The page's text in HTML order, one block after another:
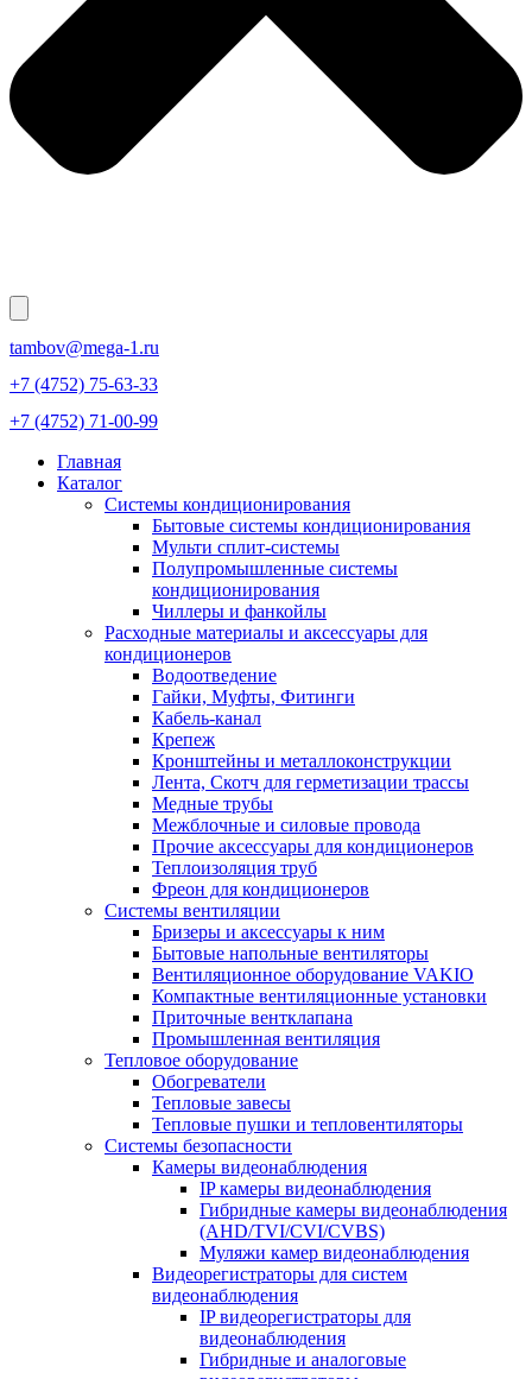
tambov@mega-1.ru
+7 (4752) 75-63-33
+7 (4752) 71-00-99
Главная
Каталог
Системы кондиционирования
Бытовые системы кондиционирования
Мульти сплит-системы
Полупромышленные системы
кондиционирования
Чиллеры и фанкойлы
Расходные материалы и аксессуары для
кондиционеров
Водоотведение
Гайки, Муфты, Фитинги
Кабель-канал
Крепеж
Кронштейны и металлоконструкции
Лента, Скотч для герметизации трассы
Медные трубы
Межблочные и силовые провода
Прочие аксессуары для кондиционеров
Теплоизоляция труб
Фреон для кондиционеров
Системы вентиляции
Бризеры и аксессуары к ним
Бытовые напольные вентиляторы
Вентиляционное оборудование VAKIO
Компактные вентиляционные установки
Приточные вентклапана
Промышленная вентиляция
Тепловое оборудование
Обогреватели
Тепловые завесы
Тепловые пушки и тепловентиляторы
Системы безопасности
Камеры видеонаблюдения
IP камеры видеонаблюдения
Гибридные камеры видеонаблюдения
(AHD/TVI/CVI/CVBS)
Муляжи камер видеонаблюдения
Видеорегистраторы для систем
видеонаблюдения
IP видеорегистраторы для
видеонаблюдения
Гибридные и аналоговые